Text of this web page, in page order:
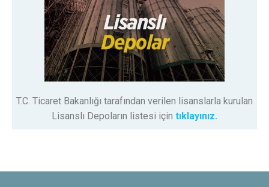
T.C. Ticaret Bakanlığı tarafından verilen lisanslarla kurulan
Lisanslı Depoların listesi için tıklayınız.